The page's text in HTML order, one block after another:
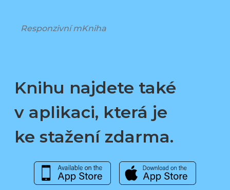
Responzivní mKniha
Knihu najdete také
v aplikaci, která je
ke stažení zdarma.